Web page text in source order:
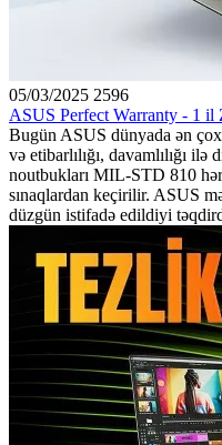
05/03/2025 2596
ASUS Perfect Warranty -
Bugün ASUS dünyada ən
və etibarlılığı, davamlılığı
noutbukları MIL-STD 810
sınaqlardan keçirilir. ASUS
düzgün istifadə edildiyi